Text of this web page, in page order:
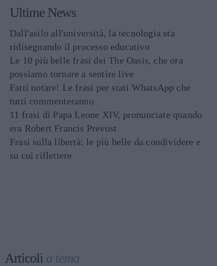
Ultime News
Dall'asilo all'università, la tecnologia sta
ridisegnando il processo educativo
Le 10 più belle frasi dei The Oasis, che ora
possiamo tornare a sentire live
Fatti notare! Le frasi per stati WhatsApp che
tutti commenteranno
11 frasi di Papa Leone XIV, pronunciate quando
era Robert Francis Prevost
Frasi sulla libertà: le più belle da condividere e
su cui riflettere
Articoli a tema